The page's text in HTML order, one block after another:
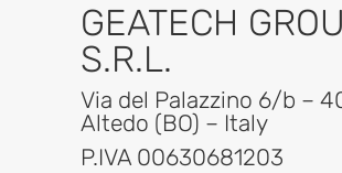
GEATECH
S.R.L.
Via del Palazzino 6/b –
Altedo (BO) – Italy
P.IVA 00630681203